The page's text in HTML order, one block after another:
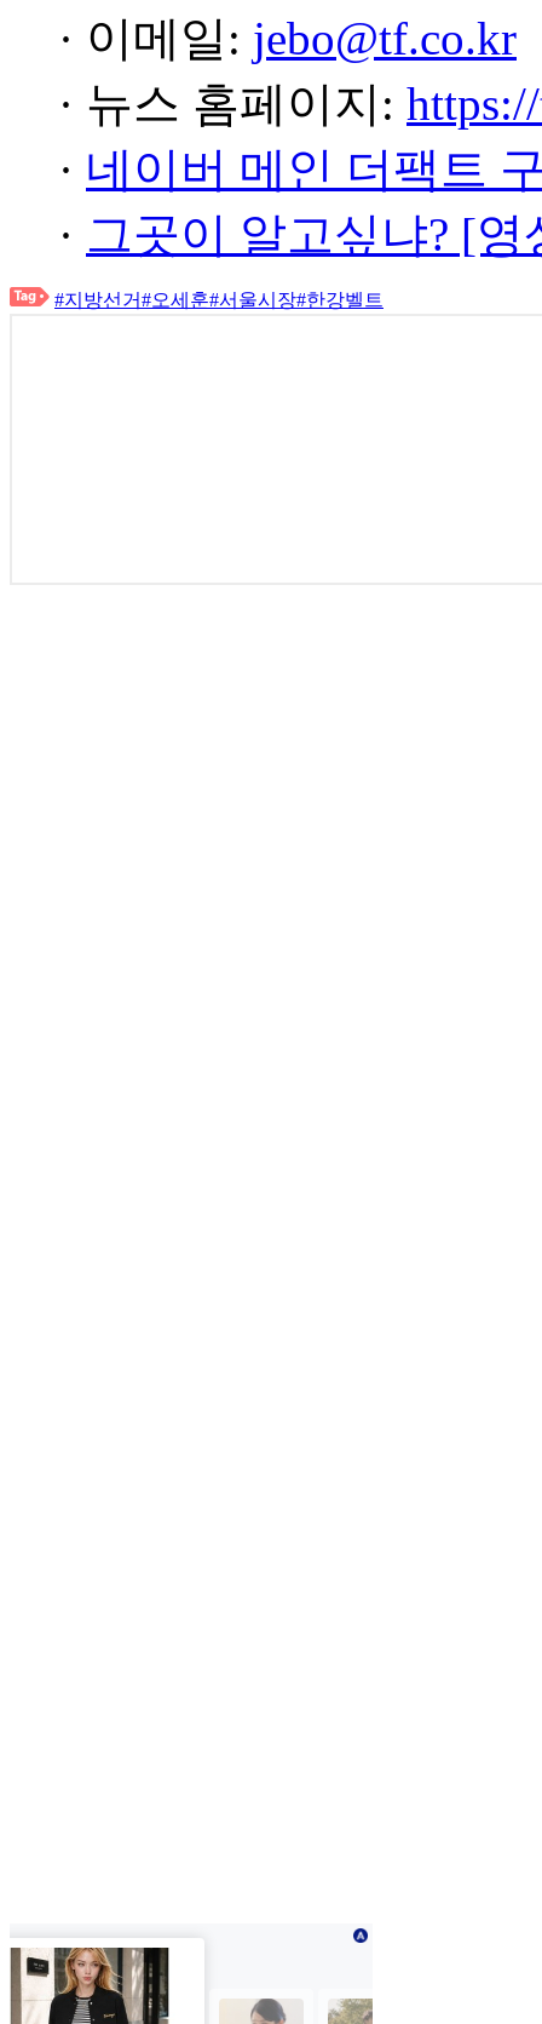
· 이메일: jebo@tf.co.kr
· 뉴스 홈페이지:
· 네이버 메인 더팩트
· 그곳이 알고싶냐? [
#지방선거#오세훈#서울시장#한강벨트